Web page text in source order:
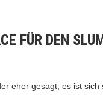
FÜR DEN
eher gesagt, es ist